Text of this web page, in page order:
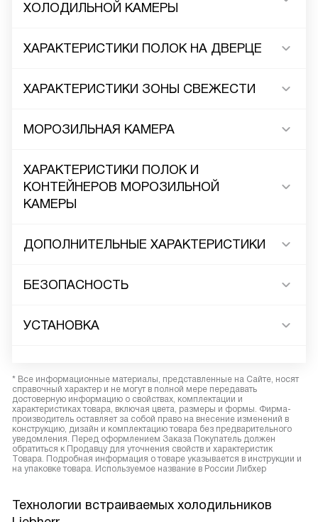
ХОЛОДИЛЬНОЙ КАМЕРЫ
ХАРАКТЕРИСТИКИ ПОЛОК НА ДВЕРЦЕ
ХАРАКТЕРИСТИКИ ЗОНЫ СВЕЖЕСТИ
МОРОЗИЛЬНАЯ КАМЕРА
ХАРАКТЕРИСТИКИ ПОЛОК И
КОНТЕЙНЕРОВ МОРОЗИЛЬНОЙ
КАМЕРЫ
ДОПОЛНИТЕЛЬНЫЕ ХАРАКТЕРИСТИКИ
БЕЗОПАСНОСТЬ
УСТАНОВКА
* Все информационные материалы, представленные на Сайте, носят
справочный характер и не могут в полной мере передавать
достоверную информацию о свойствах, комплектации и
характеристиках товара, включая цвета, размеры и формы. Фирма-
производитель оставляет за собой право на внесение изменений в
конструкцию, дизайн и комплектацию товара без предварительного
уведомления. Перед оформлением Заказа Покупатель должен
обратиться к Продавцу для уточнения свойств и характеристик
Товара. Подробная информация о товаре указывается в инструкции и
на упаковке товара. Используемое название в России Либхер
Технологии встраиваемых холодильников